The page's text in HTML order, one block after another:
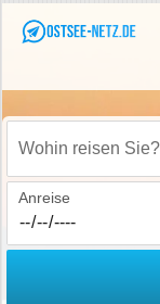
Wohin reisen Sie?
Anreise